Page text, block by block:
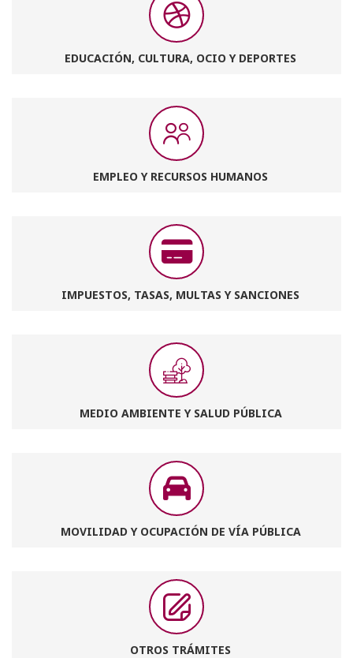
EDUCACIÓN, CULTURA, OCIO Y DEPORTES
EMPLEO Y RECURSOS HUMANOS
IMPUESTOS, TASAS, MULTAS Y SANCIONES
MEDIO AMBIENTE Y SALUD PÚBLICA
MOVILIDAD Y OCUPACIÓN DE VÍA PÚBLICA
OTROS TRÁMITES